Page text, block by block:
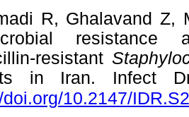
R, Ghalavand Z,
resistance
resistant
in Iran. Infect
doi.org/10.2147/